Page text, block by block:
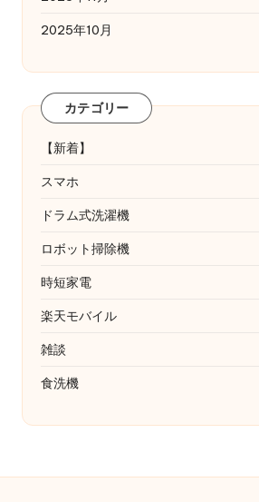
2025年10月
カテゴリー
【新着】
スマホ
ドラム式洗濯機
ロボット掃除機
時短家電
楽天モバイル
雑談
食洗機